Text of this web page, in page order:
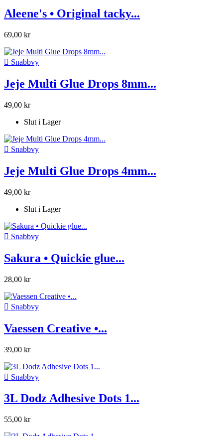
Aleene's • Original tacky...
69,00 kr
 Snabbvy
Jeje Multi Glue Drops 8mm...
49,00 kr
Slut i Lager
 Snabbvy
Jeje Multi Glue Drops 4mm...
49,00 kr
Slut i Lager
 Snabbvy
Sakura • Quickie glue...
28,00 kr
 Snabbvy
Vaessen Creative •...
39,00 kr
 Snabbvy
3L Dodz Adhesive Dots 1...
55,00 kr